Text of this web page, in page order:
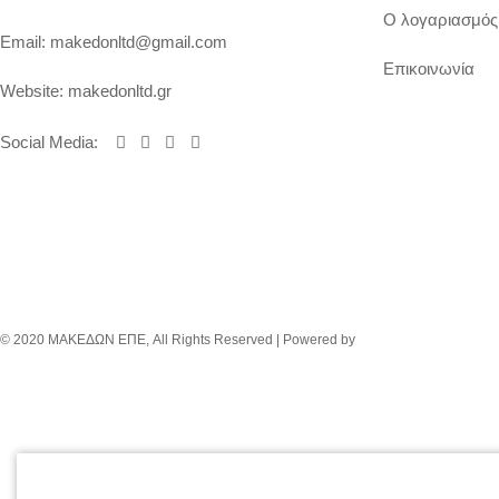
Email: makedonltd@gmail.com
Website: makedonltd.gr
Social Media:
Ο
Επικοινωνία
© 2020 ΜΑΚΕΔΩΝ ΕΠΕ, All Rights Reserved | Powered by